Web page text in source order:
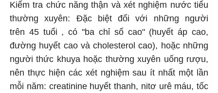
Kiểm tra chức năng thận và xét nghiệm nước tiểu
thường xuyên: Đặc biệt đối với những người
trên 45 tuổi , có "ba chỉ số cao" (huyết áp cao,
đường huyết cao và cholesterol cao), hoặc những
người thức khuya hoặc thường xuyên uống rượu,
nên thực hiện các xét nghiệm sau ít nhất một lần
mỗi năm: creatinine huyết thanh, nitơ urê máu, tốc